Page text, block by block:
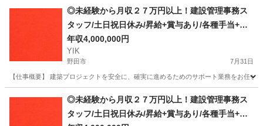
◎未経験から月収２７万円以上！建設管理事務ス
タッフ/土日祝日休み/昇給+賞与あり/各種手当+寮
完備
年収4,000,000円
YIK
野田市 7月31日
【仕事概要】 建築プロジェクトを安全に、確実に進めるためのサポート業務をお任
事務 未経験
◎未経験から月収２７万円以上！建設管理事務ス
タッフ/土日祝日休み/昇給+賞与あり/各種手当+寮